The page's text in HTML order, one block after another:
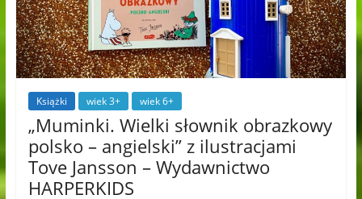
Książki wiek 3+ wiek 6+
„Muminki. Wielki słownik obrazkowy
polsko – angielski” z ilustracjami
Tove Jansson – Wydawnictwo
HARPERKIDS